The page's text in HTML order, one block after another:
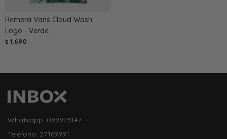
Remera Vans Cloud Wash
Logo - Verde
$ 1.690
Whatsapp: 099973147
Teléfono: 27169991